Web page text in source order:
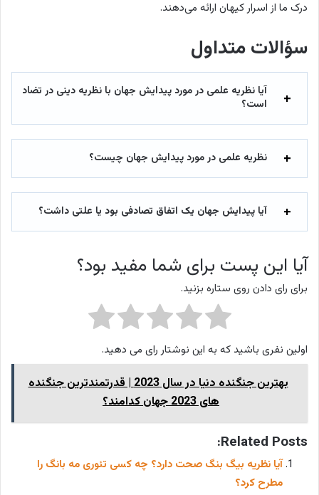
درک ما از اسرار کیهان ارائه می‌دهند.
سؤالات متداول
آیا نظریه علمی در مورد پیدایش جهان با نظریه دینی در تضاد
است؟
نظریه علمی در مورد پیدایش جهان چیست؟
آیا پیدایش جهان یک اتفاق تصادفی بود یا علتی داشت؟
آیا این پست برای شما مفید بود؟
برای رای دادن روی ستاره بزنید.
اولین نفری باشید که به این نوشتار رای می دهید.
بهترین جنگنده دنیا در سال 2023 | قدرتمندترین جنگنده
های 2023 جهان کدامند؟
Related Posts:
آیا نظریه بیگ بنگ صحت دارد؟ چه کسی تئوری مه بانگ را
مطرح کرد؟